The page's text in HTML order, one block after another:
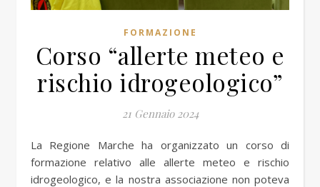
FORMAZIONE
Corso “allerte meteo e
rischio idrogeologico”
21 Gennaio 2024
La Regione Marche ha organizzato un corso di
formazione relativo alle allerte meteo e rischio
idrogeologico, e la nostra associazione non poteva